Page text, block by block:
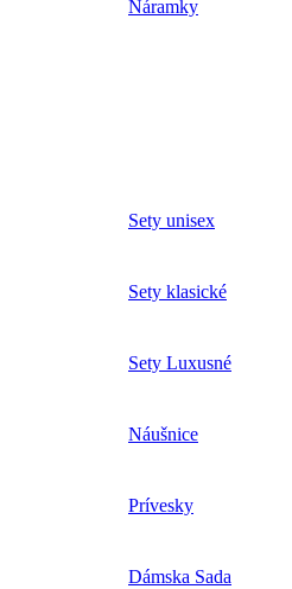
Náramky
Sety unisex
Sety klasické
Sety Luxusné
Náušnice
Prívesky
Dámska Sada